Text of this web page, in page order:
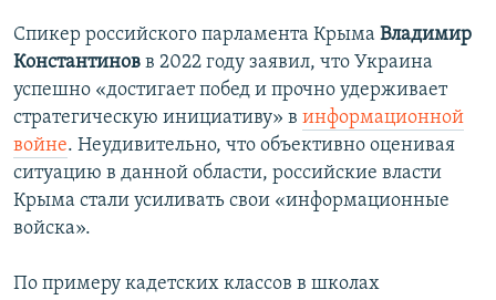
Спикер российского парламента Крыма Владимир
Константинов в 2022 году заявил, что Украина
успешно «достигает побед и прочно удерживает
стратегическую инициативу» в информационной
войне. Неудивительно, что объективно оценивая
ситуацию в данной области, российские власти
Крыма стали усиливать свои «информационные
войска».
По примеру кадетских классов в школах